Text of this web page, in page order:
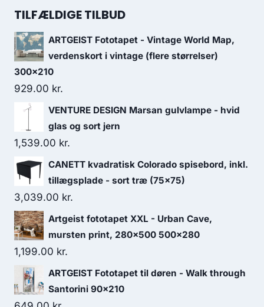
TILFÆLDIGE TILBUD
ARTGEIST Fototapet - Vintage World Map,
verdenskort i vintage (flere størrelser)
300x210
929.00 kr.
VENTURE DESIGN Marsan gulvlampe - hvid
glas og sort jern
1,539.00 kr.
CANETT kvadratisk Colorado spisebord, inkl.
tillægsplade - sort træ (75x75)
3,039.00 kr.
Artgeist fototapet XXL - Urban Cave,
mursten print, 280x500 500x280
1,199.00 kr.
ARTGEIST Fototapet til døren - Walk through
Santorini 90x210